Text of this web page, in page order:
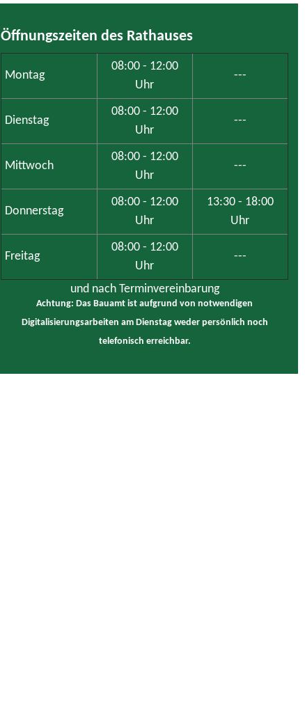
Öffnungszeiten des Rathauses
Montag
08:00 - 12:00
Uhr
---
Dienstag
08:00 - 12:00
Uhr
---
Mittwoch
08:00 - 12:00
Uhr
---
Donnerstag
08:00 - 12:00
Uhr
13:30 - 18:00
Uhr
Freitag
08:00 - 12:00
Uhr
---
und nach Terminvereinbarung
Achtung: Das Bauamt ist aufgrund von notwendigen
Digitalisierungsarbeiten am Dienstag weder persönlich noch
telefonisch erreichbar.